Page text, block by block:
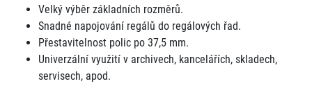
Velký výběr základních rozměrů.
Snadné napojování regálů do regálových řad.
Přestavitelnost polic po 37,5 mm.
Univerzální využití v archivech, kancelářích, skladech,
servisech, apod.